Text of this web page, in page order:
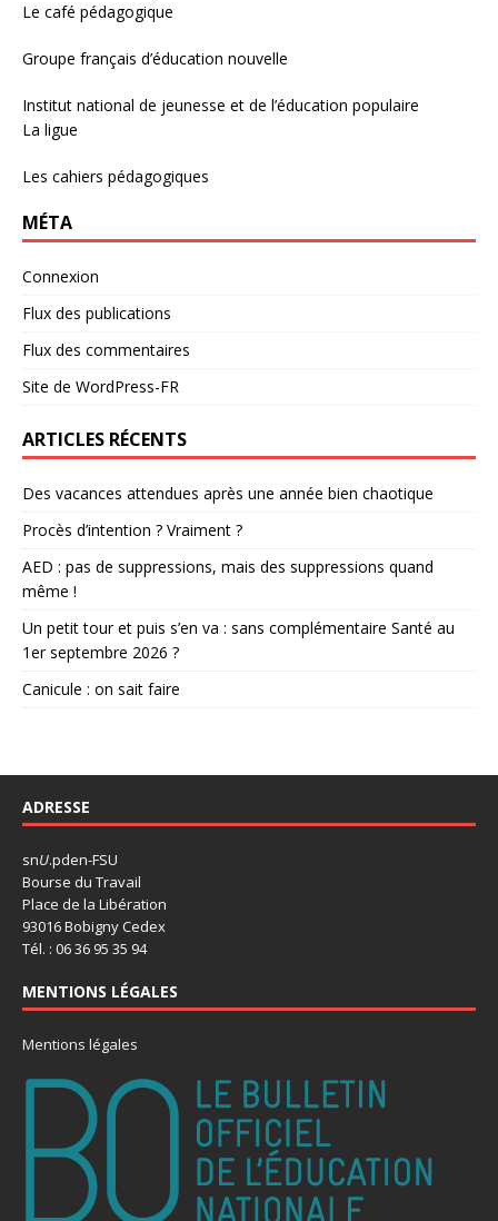
Le café pédagogique
Groupe français d’éducation nouvelle
Institut national de jeunesse et de l’éducation populaire
La ligue
Les cahiers pédagogiques
MÉTA
Connexion
Flux des publications
Flux des commentaires
Site de WordPress-FR
ARTICLES RÉCENTS
Des vacances attendues après une année bien chaotique
Procès d’intention ? Vraiment ?
AED : pas de suppressions, mais des suppressions quand
même !
Un petit tour et puis s’en va : sans complémentaire Santé au
1er septembre 2026 ?
Canicule : on sait faire
ADRESSE
snU.pden-FSU
Bourse du Travail
Place de la Libération
93016 Bobigny Cedex
Tél. : 06 36 95 35 94
MENTIONS LÉGALES
Mentions légales